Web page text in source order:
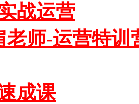
战运营
老师-运营特训
成课